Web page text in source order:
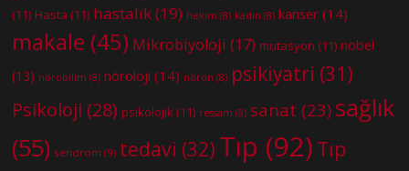
(11) Hasta (11) hastalık(19) hekim (8) kadın (8) kanser (14)
makale (45) Mikrobiyoloji (17) mutasyon (11) nobel
(13) nörobilim (8) nöroloji (14) nöron (8) psikiyatri (31)
Psikoloji (28) psikolojik (11) ressam (8) sanat (23) sağlık
(55) sendrom (9) tedavi (32) Tıp (92) Tıp